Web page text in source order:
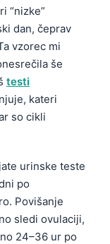
“nizke”
dan, čeprav
vzorec mi
še
testi
kateri
so cikli
urinske teste
po
Povišanje
sledi ovulaciji,
24–36 ur po